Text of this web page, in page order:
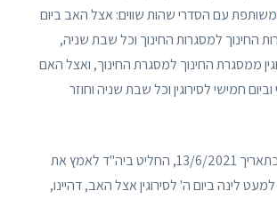
משותפת עם הסדרי שהות שווים: אצל האב ביום
החינוך למסגרות החינוך וכל שבת שניה,
ממסגרת החינוך למסגרת החינוך, ואצל האם
חמישי לסירוגין וכל שבת שניה וחוזר
בהחלטת ביה"ד בתאריך 13/6/2021, החליט ביה"ד לאמץ את
לינה ביום ה' לסירוגין אצל האב, דהיינו,